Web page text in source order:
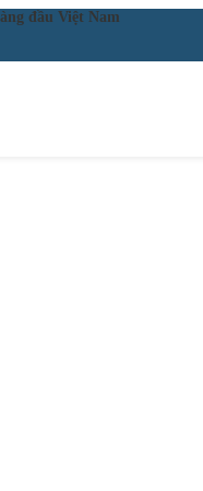
đầu Việt Nam